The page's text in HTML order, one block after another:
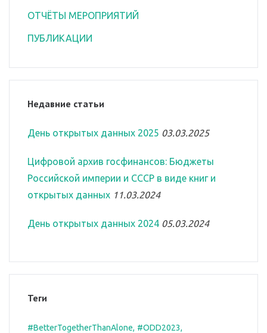
ОТЧЁТЫ МЕРОПРИЯТИЙ
ПУБЛИКАЦИИ
Недавние статьи
День открытых данных 2025 03.03.2025
Цифровой архив госфинансов: Бюджеты
Российской империи и СССР в виде книг и
открытых данных 11.03.2024
День открытых данных 2024 05.03.2024
Теги
#BetterTogetherThanAlone #ODD2023